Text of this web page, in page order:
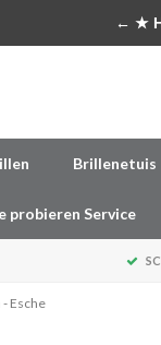
Brillenetuis
probieren Service
Esche
← ★